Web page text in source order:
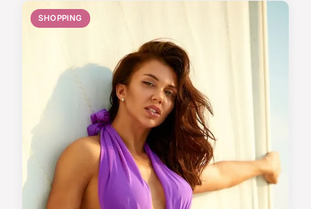
SHOPPING